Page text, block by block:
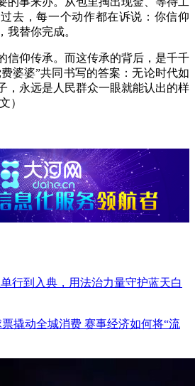
去，每一个动作都在诉说：你信仰
我替你完成。
仰传承。而这传承的背后，是千千
婆婆”共同书写的答案：无论时代如
，永远是人民群众一眼就能认出的样
）
行到入典，用法治力量守护蓝天白
撬动全城消费 赛事经济如何将“流